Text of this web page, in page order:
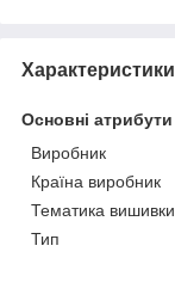
Характеристики
Основні атрибути
Виробник
Країна виробник
Тематика вишивки
Тип